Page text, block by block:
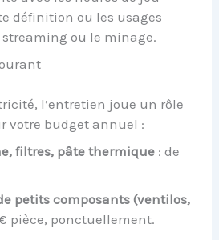
définition ou les usages
ou le minage.
l’entretien joue un rôle
votre budget annuel :
filtres, pâte thermique : de
petits composants (ventilos,
€ pièce, ponctuellement.